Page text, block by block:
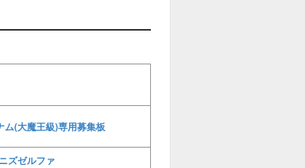
ム(大魔王級)専用募集板
ニズゼルファ